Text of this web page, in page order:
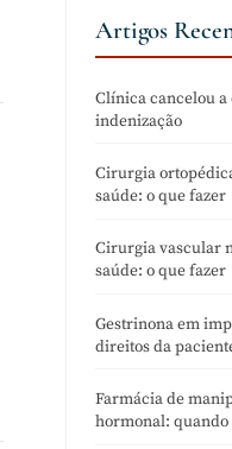
Artigos
Clínica cancelou
indenização
Cirurgia
saúde: o que fazer
Cirurgia vascular
saúde: o que fazer
Gestrinona em
direitos da
Farmácia de
hormonal: quando